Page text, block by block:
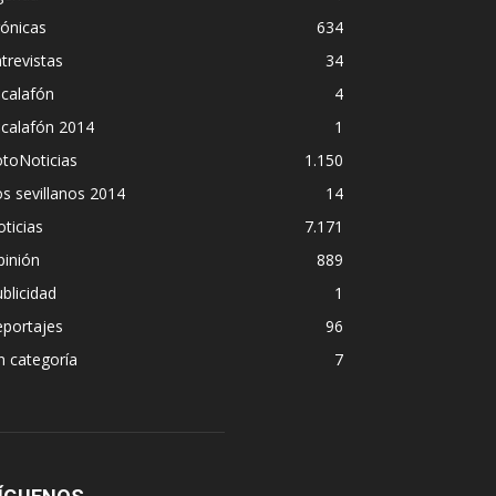
634
34
4
2014
1
1.150
sevillanos 2014
14
7.171
889
1
96
categoría
7